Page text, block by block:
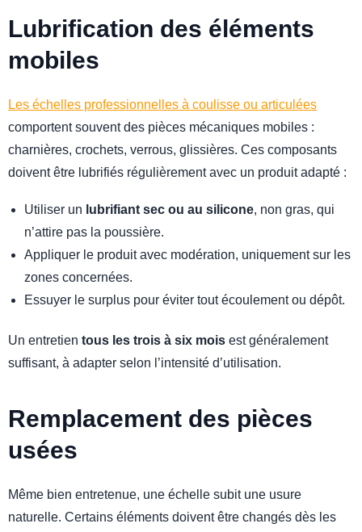
Lubrification des éléments
mobiles
Les échelles professionnelles à coulisse ou articulées
comportent souvent des pièces mécaniques mobiles :
charnières, crochets, verrous, glissières. Ces composants
doivent être lubrifiés régulièrement avec un produit adapté :
Utiliser un lubrifiant sec ou au silicone, non gras, qui
n’attire pas la poussière.
Appliquer le produit avec modération, uniquement sur les
zones concernées.
Essuyer le surplus pour éviter tout écoulement ou dépôt.
Un entretien tous les trois à six mois est généralement
suffisant, à adapter selon l’intensité d’utilisation.
Remplacement des pièces
usées
Même bien entretenue, une échelle subit une usure
naturelle. Certains éléments doivent être changés dès les